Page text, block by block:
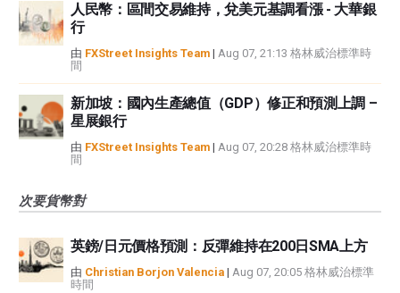
人民幣：區間交易維持，兌美元基調看漲 - 大華銀
行
由 FXStreet Insights Team | Aug 07, 21:13 格林威治標準時
間
新加坡：國內生產總值（GDP）修正和預測上調 –
星展銀行
由 FXStreet Insights Team | Aug 07, 20:28 格林威治標準時
間
次要貨幣對
英鎊/日元價格預測：反彈維持在200日SMA上方
由 Christian Borjon Valencia | Aug 07, 20:05 格林威治標準
時間